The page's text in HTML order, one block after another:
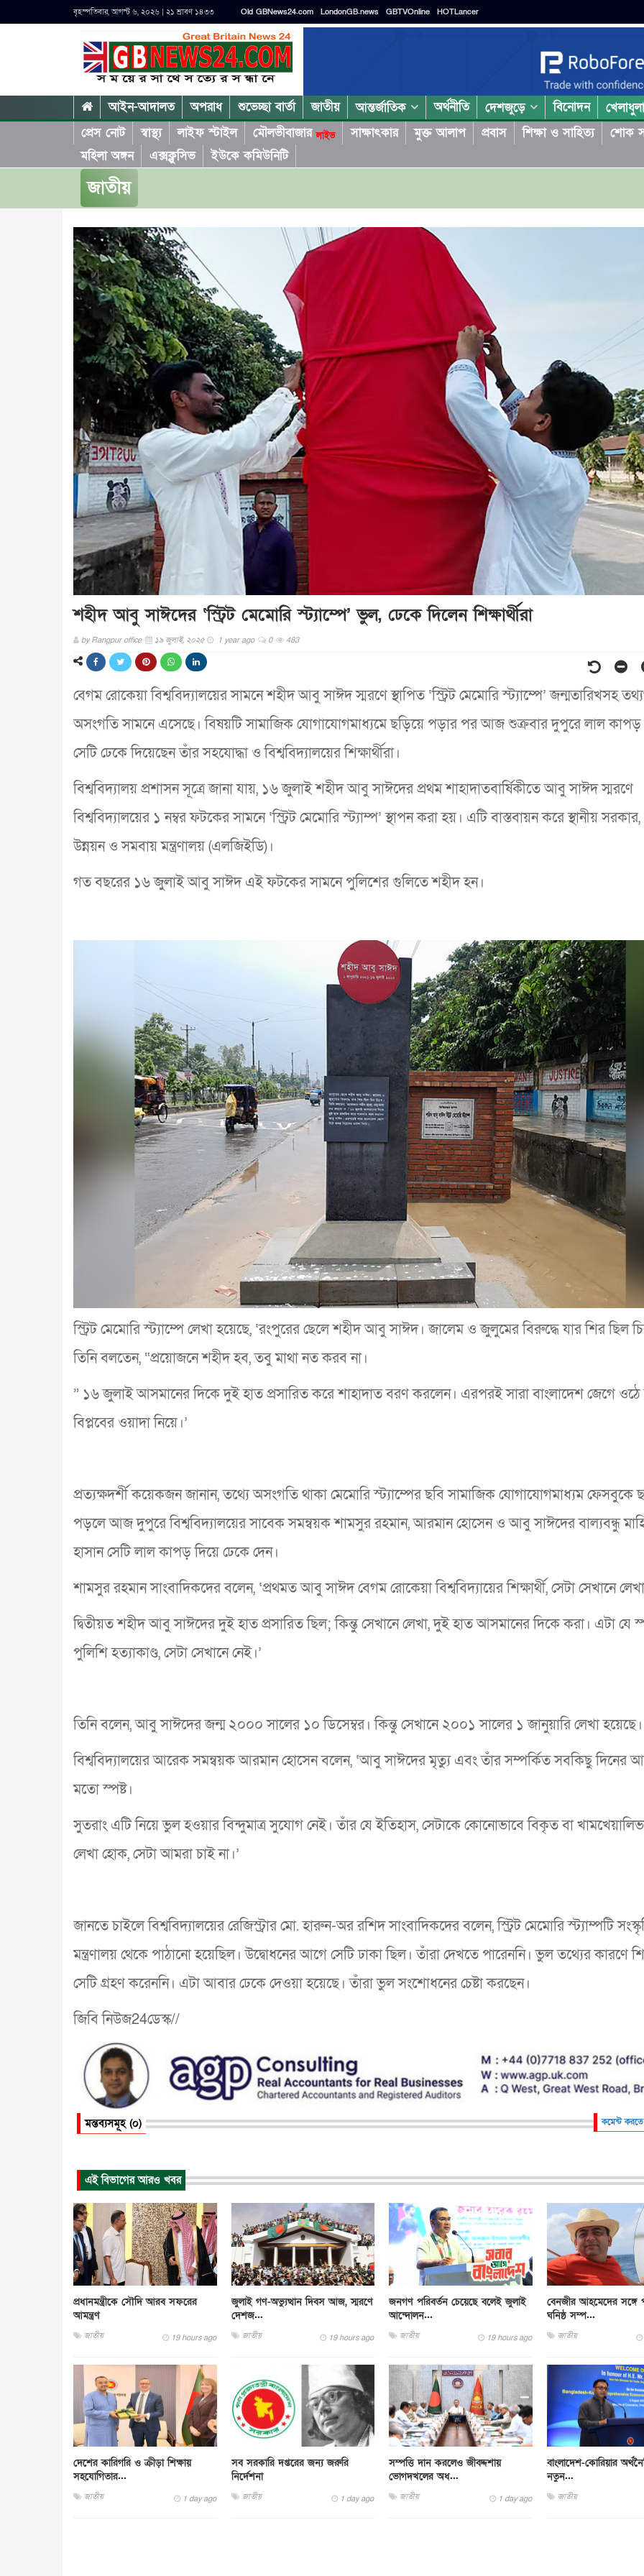
বৃহস্পতিবার, আগস্ট ৬, ২০২৬ | ২১ শ্রাবণ ১৪৩৩ Old GBNews24.com LondonGB.news GBTVOnline HOTLancer
আইন-আদালত অপরাধ শুভেচ্ছা বার্তা জাতীয় আন্তর্জাতিক অর্থনীতি দেশজুড়ে বিনোদন
প্রেস নোট
স্বাস্থ্য লাইফ স্টাইল মৌলভীবাজারলাইভ সাক্ষাৎকার মুক্ত আলাপ প্রবাস শিক্ষা ও সাহিত্য শোক
মহিলা অঙ্গন
এক্সক্লুসিভ ইউকে কমিউনিটি
জাতীয়
শহীদ আবু সাঈদের ‘স্ট্রিট মেমোরি স্ট্যাম্পে’ ভুল, ঢেকে দিলেন শিক্ষার্থীরা
byRangpur office ১৯ জুলাই, ২০২৫ 1 year ago 0 483
বেগম রোকেয়া বিশ্ববিদ্যালয়ের সামনে শহীদ আবু সাঈদ স্মরণে স্থাপিত ‘স্ট্রিট মেমোরি স্ট্যাম্পে’ জন্মতারিখসহ
অসংগতি সামনে এসেছে। বিষয়টি সামাজিক যোগাযোগমাধ্যমে ছড়িয়ে পড়ার পর আজ শুক্রবার দুপুরে লাল কাপড়
সেটি ঢেকে দিয়েছেন তাঁর সহযোদ্ধা ও বিশ্ববিদ্যালয়ের শিক্ষার্থীরা।
বিশ্ববিদ্যালয় প্রশাসন সূত্রে জানা যায়, ১৬ জুলাই শহীদ আবু সাঈদের প্রথম শাহাদাতবার্ষিকীতে আবু সাঈদ স্মরণে
বিশ্ববিদ্যালয়ের ১ নম্বর ফটকের সামনে ‘স্ট্রিট মেমোরি স্ট্যাম্প’ স্থাপন করা হয়। এটি বাস্তবায়ন করে স্থানীয় সরকার,
উন্নয়ন ও সমবায় মন্ত্রণালয় (এলজিইডি)।
গত বছরের ১৬ জুলাই আবু সাঈদ এই ফটকের সামনে পুলিশের গুলিতে শহীদ হন।
স্ট্রিট মেমোরি স্ট্যাম্পে লেখা হয়েছে, ‘রংপুরের ছেলে শহীদ আবু সাঈদ। জালেম ও জুলুমের বিরুদ্ধে যার শির ছিল
তিনি বলতেন, “প্রয়োজনে শহীদ হব, তবু মাথা নত করব না।
” ১৬ জুলাই আসমানের দিকে দুই হাত প্রসারিত করে শাহাদাত বরণ করলেন। এরপরই সারা বাংলাদেশ জেগে ওঠে
বিপ্লবের ওয়াদা নিয়ে।’
প্রত্যক্ষদর্শী কয়েকজন জানান, তথ্যে অসংগতি থাকা মেমোরি স্ট্যাম্পের ছবি সামাজিক যোগাযোগমাধ্যম ফেসবুকে
পড়লে আজ দুপুরে বিশ্ববিদ্যালয়ের সাবেক সমন্বয়ক শামসুর রহমান, আরমান হোসেন ও আবু সাঈদের বাল্যবন্ধু
হাসান সেটি লাল কাপড় দিয়ে ঢেকে দেন।
শামসুর রহমান সাংবাদিকদের বলেন, ‘প্রথমত আবু সাঈদ বেগম রোকেয়া বিশ্ববিদ্যায়ের শিক্ষার্থী, সেটা সেখানে
দ্বিতীয়ত শহীদ আবু সাঈদের দুই হাত প্রসারিত ছিল; কিন্তু সেখানে লেখা, দুই হাত আসমানের দিকে করা। এটা যে
পুলিশি হত্যাকাণ্ড, সেটা সেখানে নেই।’
তিনি বলেন, আবু সাঈদের জন্ম ২০০০ সালের ১০ ডিসেম্বর। কিন্তু সেখানে ২০০১ সালের ১ জানুয়ারি লেখা হয়েছে।
বিশ্ববিদ্যালয়ের আরেক সমন্বয়ক আরমান হোসেন বলেন, ‘আবু সাঈদের মৃত্যু এবং তাঁর সম্পর্কিত সবকিছু দিনের
মতো স্পষ্ট।
সুতরাং এটি নিয়ে ভুল হওয়ার বিন্দুমাত্র সুযোগ নেই। তাঁর যে ইতিহাস, সেটাকে কোনোভাবে বিকৃত বা
লেখা হোক, সেটা আমরা চাই না।’
জানতে চাইলে বিশ্ববিদ্যালয়ের রেজিস্ট্রার মো. হারুন-অর রশিদ সাংবাদিকদের বলেন, স্ট্রিট মেমোরি স্ট্যাম্পটি
মন্ত্রণালয় থেকে পাঠানো হয়েছিল। উদ্বোধনের আগে সেটি ঢাকা ছিল। তাঁরা দেখতে পারেননি। ভুল তথ্যের কারণে
সেটি গ্রহণ করেননি। এটা আবার ঢেকে দেওয়া হয়েছে। তাঁরা ভুল সংশোধনের চেষ্টা করছেন।
জিবি নিউজ24ডেস্ক//
মন্তব্যসমূহ (০) কমেন্ট
এই বিভাগের আরও খবর
প্রধানমন্ত্রীকে সৌদি আরব সফরের
আমন্ত্রণ
জাতীয় 19 hours ago
জুলাই গণ-অভ্যুত্থান দিবস আজ, স্মরণে
দেশজ...
জাতীয় 19 hours ago
জনগণ পরিবর্তন চেয়েছে বলেই জুলাই
আন্দোলন...
জাতীয় 19 hours ago
বেনজীর আহমেদের সঙ্গে
ঘনিষ্ঠ সম্প...
জাতীয়
দেশের কারিগরি ও ক্রীড়া শিক্ষায়
সহযোগিতার...
জাতীয় 1 day ago
সব সরকারি দপ্তরের জন্য জরুরি
নির্দেশনা
জাতীয় 1 day ago
সম্পত্তি দান করলেও জীবদ্দশায়
ভোগদখলের অধ...
জাতীয় 1 day ago
বাংলাদেশ-কোরিয়ার
নতুন...
জাতীয়